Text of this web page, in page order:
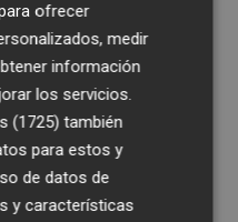
de
tu correo
ofrecer
medir
información
los servicios.
(1725) también
para estos y
de datos de
y características